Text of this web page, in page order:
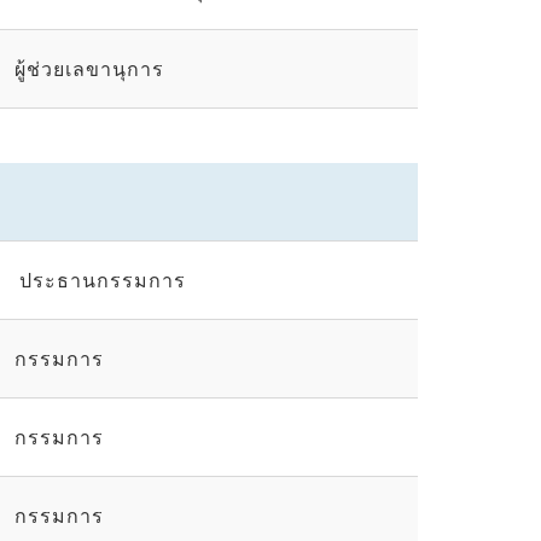
ผู้ช่วยเลขานุการ
ประธานกรรมการ
กรรมการ
กรรมการ
กรรมการ